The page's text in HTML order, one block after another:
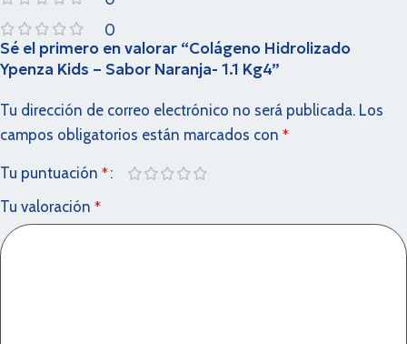
0
Sé el primero en valorar “Colágeno Hidrolizado
Ypenza Kids – Sabor Naranja- 1.1 Kg4”
Tu dirección de correo electrónico no será publicada. Los
campos obligatorios están marcados con *
Tu puntuación *
Tu valoración *